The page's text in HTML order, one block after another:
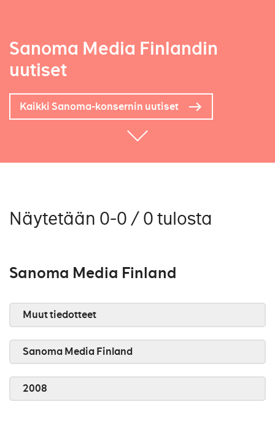
Sanoma Media Finlandin
uutiset
Kaikki Sanoma-konsernin uutiset
Näytetään 0-0 / 0 tulosta
Sanoma Media Finland
Muut tiedotteet
Sanoma Media Finland
2008